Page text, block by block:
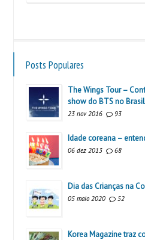
Posts Populares
The Wings Tour –
show do BTS no Brasil
23 nov 2016 93
Idade coreana –
06 dez 2013 68
Dia das Crianças na
05 maio 2020 52
Korea Magazine traz